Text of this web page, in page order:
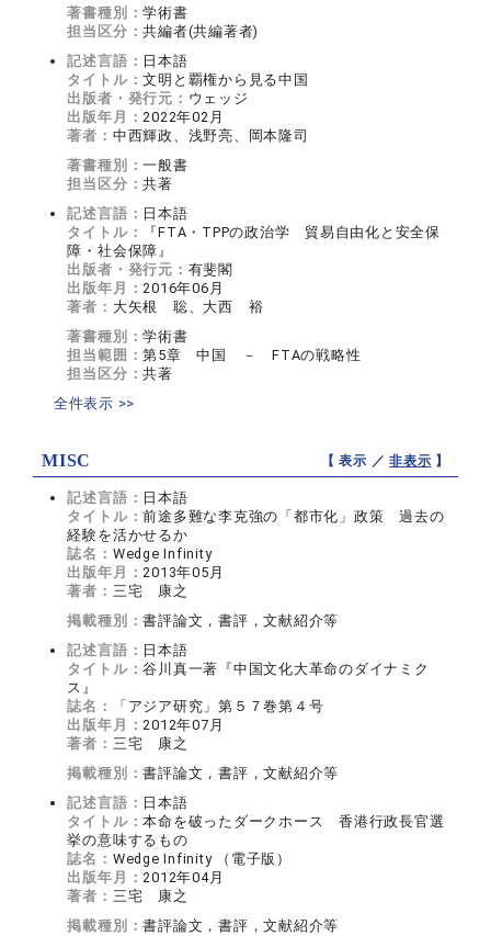
著書種別：学術書
担当区分：共編者(共編著者)
記述言語： 日本語
タイトル：文明と覇権から見る中国
出版者・発行元： ウェッジ
出版年月：2022年02月
著者： 中西輝政、浅野亮、岡本隆司
著書種別：一般書
担当区分：共著
記述言語： 日本語
タイトル：
『FTA・TPPの政治学 貿易自由化と安全保
障・社会保障』
出版者・発行元： 有斐閣
出版年月：2016年06月
著者： 大矢根 聡、大西 裕
著書種別：学術書
担当範囲：第5章 中国 － FTAの戦略性
担当区分：共著
全件表示 >>
MISC 【 表示 ／非表示 】
記述言語： 日本語
タイトル：前途多難な李克強の「都市化」政策 過去の
経験を活かせるか
誌名： Wedge Infinity
出版年月：2013年05月
著者： 三宅 康之
掲載種別：書評論文，書評，文献紹介等
記述言語： 日本語
タイトル：谷川真一著『中国文化大革命のダイナミク
ス』
誌名：
「アジア研究」第５７巻第４号
出版年月：2012年07月
著者： 三宅 康之
掲載種別：書評論文，書評，文献紹介等
記述言語： 日本語
タイトル：本命を破ったダークホース 香港行政長官選
挙の意味するもの
誌名： Wedge Infinity （電子版）
出版年月：2012年04月
著者： 三宅 康之
掲載種別：書評論文，書評，文献紹介等